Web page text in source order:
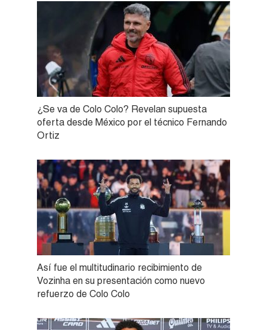
¿Se va de Colo Colo? Revelan supuesta
oferta desde México por el técnico Fernando
Ortiz
Así fue el multitudinario recibimiento de
Vozinha en su presentación como nuevo
refuerzo de Colo Colo